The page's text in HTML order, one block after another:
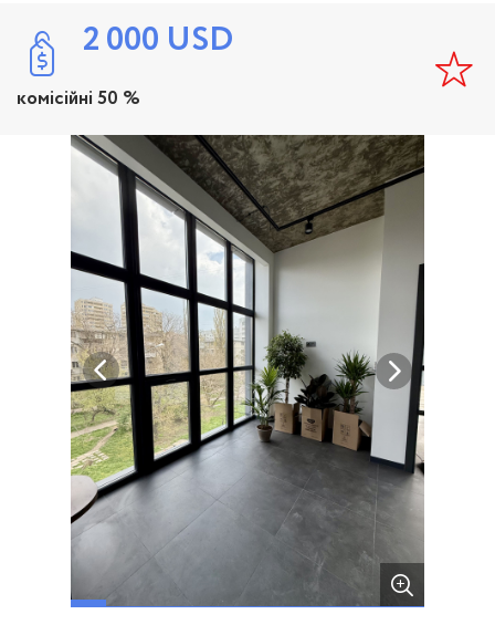
2 000 USD
комісійні 50 %